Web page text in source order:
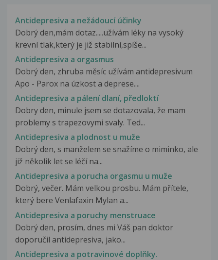
Antidepresiva a nežádoucí účinky
Dobrý den,mám dotaz.....užívám léky na vysoký
krevní tlak,který je již stabilní,spíše...
Antidepresiva a orgasmus
Dobrý den, zhruba měsíc užívám antidepresivum
Apo - Parox na úzkost a deprese....
Antidepresiva a pálení dlaní, předloktí
Dobry den, minule jsem se dotazovala, že mam
problemy s trapezovymi svaly. Ted...
Antidepresiva a plodnost u muže
Dobrý den, s manželem se snažíme o miminko, ale
již několik let se léčí na...
Antidepresiva a porucha orgasmu u muže
Dobrý, večer. Mám velkou prosbu. Mám přítele,
který bere Venlafaxin Mylan a...
Antidepresiva a poruchy menstruace
Dobrý den, prosím, dnes mi Váš pan doktor
doporučil antidepresiva, jako...
Antidepresiva a potravinové doplňky.